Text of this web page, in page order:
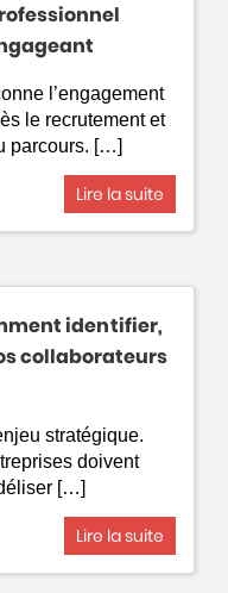
l’engagement
le recrutement et
parcours. […]
Lire la suite
identifier,
collaborateurs
stratégique.
doivent
[…]
Lire la suite